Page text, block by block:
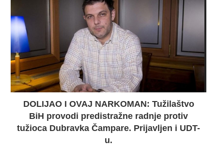
DOLIJAO I OVAJ NARKOMAN: Tužilaštvo
BiH provodi predistražne radnje protiv
tužioca Dubravka Čampare. Prijavljen i UDT-
u.